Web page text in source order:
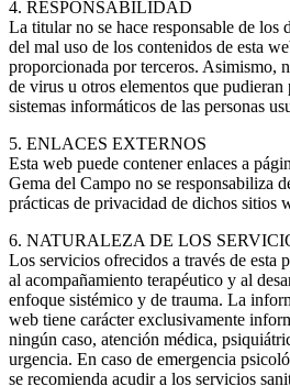
4. RESPONSABILIDAD
La titular no se hace responsable de los
del mal uso de los contenidos de esta
proporcionada por terceros. Asimismo,
de virus u otros elementos que
sistemas informáticos de las personas
5. ENLACES EXTERNOS
Esta web puede contener enlaces a
Gema del Campo no se responsabiliza
prácticas de privacidad de dichos sitios
6. NATURALEZA DE LOS
Los servicios ofrecidos a través de esta
al acompañamiento terapéutico y al
enfoque sistémico y de trauma. La
web tiene carácter exclusivamente
ningún caso, atención médica,
urgencia. En caso de emergencia
se recomienda acudir a los servicios